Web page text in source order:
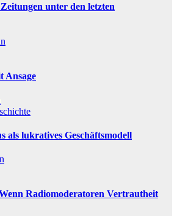
unter den letzten
Ansage
als lukratives Geschäftsmodell
Radiomoderatoren Vertrautheit